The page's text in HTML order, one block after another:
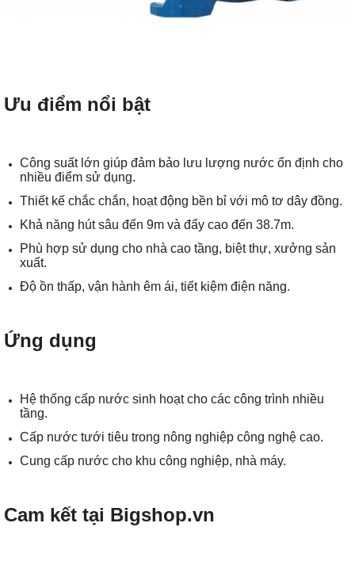
Ưu điểm nổi bật
Công suất lớn giúp đảm bảo lưu lượng nước ổn định cho
nhiều điểm sử dụng.
Thiết kế chắc chắn, hoạt động bền bỉ với mô tơ dây đồng.
Khả năng hút sâu đến 9m và đẩy cao đến 38.7m.
Phù hợp sử dụng cho nhà cao tầng, biệt thự, xưởng sản
xuất.
Độ ồn thấp, vận hành êm ái, tiết kiệm điện năng.
Ứng dụng
Hệ thống cấp nước sinh hoạt cho các công trình nhiều
tầng.
Cấp nước tưới tiêu trong nông nghiệp công nghệ cao.
Cung cấp nước cho khu công nghiệp, nhà máy.
Cam kết tại Bigshop.vn